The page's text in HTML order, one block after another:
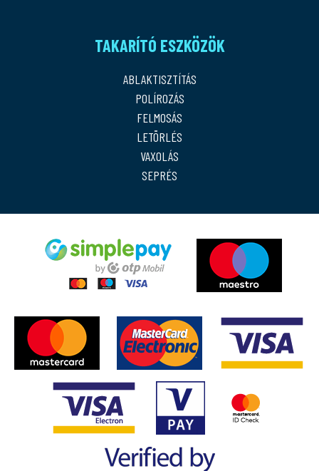
TAKARÍTÓ ESZKÖZÖK
ABLAKTISZTÍTÁS
POLÍROZÁS
FELMOSÁS
LETÖRLÉS
VAXOLÁS
SEPRÉS